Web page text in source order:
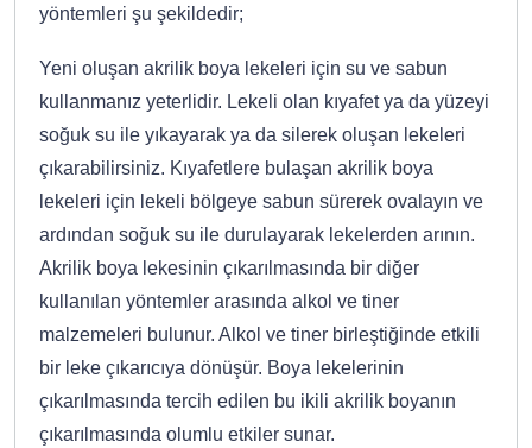
yöntemleri şu şekildedir;
Yeni oluşan akrilik boya lekeleri için su ve sabun
kullanmanız yeterlidir. Lekeli olan kıyafet ya da yüzeyi
soğuk su ile yıkayarak ya da silerek oluşan lekeleri
çıkarabilirsiniz. Kıyafetlere bulaşan akrilik boya
lekeleri için lekeli bölgeye sabun sürerek ovalayın ve
ardından soğuk su ile durulayarak lekelerden arının.
Akrilik boya lekesinin çıkarılmasında bir diğer
kullanılan yöntemler arasında alkol ve tiner
malzemeleri bulunur. Alkol ve tiner birleştiğinde etkili
bir leke çıkarıcıya dönüşür. Boya lekelerinin
çıkarılmasında tercih edilen bu ikili akrilik boyanın
çıkarılmasında olumlu etkiler sunar.